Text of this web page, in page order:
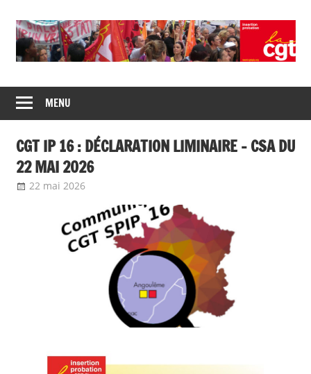
CGT
insertion
probation
de
syndicats
CGT
insertion
probation
MENU
CGT IP 16 : DÉCLARATION LIMINAIRE – CSA DU
22 MAI 2026
22 mai 2026